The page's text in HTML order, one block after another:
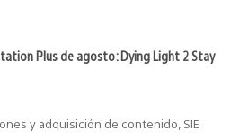
Plus de agosto: Dying Light 2 Stay
y adquisición de contenido, SIE